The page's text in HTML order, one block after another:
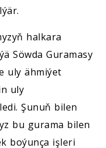
halkara
Söwda Guramasy
uly ähmiýet
uly
Şunuň bilen
bu gurama bilen
boýunça işleri